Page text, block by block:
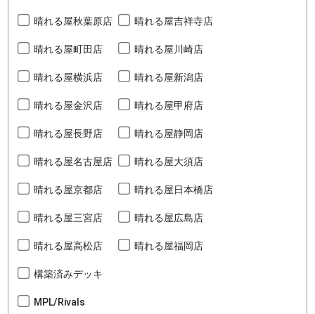
晴れる屋秋葉原店 晴れる屋吉祥寺店
晴れる屋町田店 晴れる屋川崎店
晴れる屋横浜店 晴れる屋新潟店
晴れる屋金沢店 晴れる屋甲府店
晴れる屋長野店 晴れる屋静岡店
晴れる屋名古屋店 晴れる屋大須店
晴れる屋京都店 晴れる屋日本橋店
晴れる屋三宮店 晴れる屋広島店
晴れる屋高松店 晴れる屋福岡店
構築済みデッキ
MPL/Rivals